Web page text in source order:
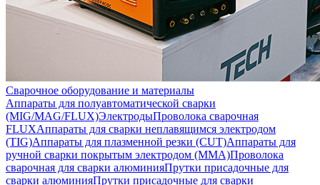
Сварочное оборудование и материалы
Аппараты для полуавтоматической сварки
(MIG/MAG/FLUX)ЭлектродыПроволока сварочная
FLUXАппараты для сварки неплавящимся электродом
(TIG)Аппараты для плазменной резки (CUT)Аппараты для
ручной сварки покрытым электродом (MMA)Проволока
сварочная для сварки алюминияПрутки присадочные для
сварки алюминияПрутки присадочные для сварки